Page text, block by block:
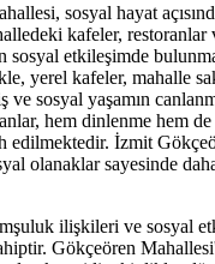
sosyal hayat
kafeler, restoranlar
sosyal etkileşimde
yerel kafeler, mahalle
ve sosyal yaşamın
hem dinlenme hem
edilmektedir. İzmit
olanaklar sayesinde
ilişkileri ve sosyal
Gökçeören